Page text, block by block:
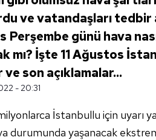
ve vatandaşları tedbir
Perşembe günü hava
mı? İşte 11 Ağustos
son açıklamalar...
- 20:31
İstanbullu için uyarı
durumunda yaşanacak